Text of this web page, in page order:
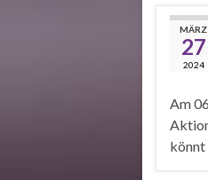
MÄRZ
27
2024
Am
könnt